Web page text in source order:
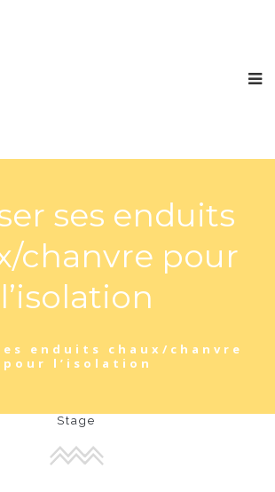
ses enduits
chanvre pour
l’isolation
enduits chaux/chanvre
pour l’isolation
Stage